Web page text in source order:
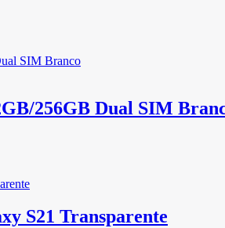
256GB Dual SIM
S21 Transparente